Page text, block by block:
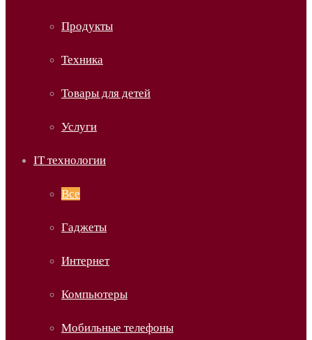
Продукты
Техника
Товары для детей
Услуги
IT технологии
Все
Гаджеты
Интернет
Компьютеры
Мобильные телефоны